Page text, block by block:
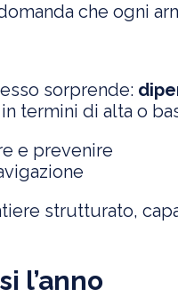
che ogni
sorprende:
termini di alta o
e prevenire
strutturato,
l’anno